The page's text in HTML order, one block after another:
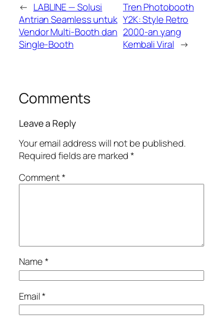
← LABLINE — Solusi
Antrian Seamless untuk
Vendor Multi-Booth dan
Single-Booth
Tren Photobooth
Y2K: Style Retro
2000-an yang
Kembali Viral →
Comments
Leave a Reply
Your email address will not be published.
Required fields are marked*
Comment*
Name*
Email*